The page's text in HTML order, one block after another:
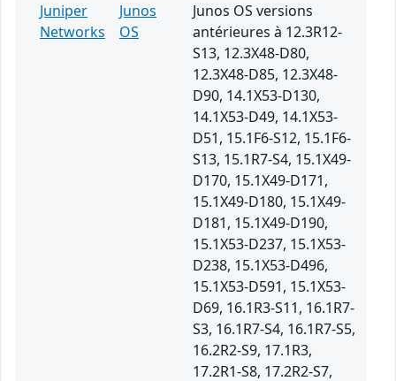
Juniper
Networks
Junos
OS
Junos OS versions
antérieures à 12.3R12-
S13, 12.3X48-D80,
12.3X48-D85, 12.3X48-
D90, 14.1X53-D130,
14.1X53-D49, 14.1X53-
D51, 15.1F6-S12, 15.1F6-
S13, 15.1R7-S4, 15.1X49-
D170, 15.1X49-D171,
15.1X49-D180, 15.1X49-
D181, 15.1X49-D190,
15.1X53-D237, 15.1X53-
D238, 15.1X53-D496,
15.1X53-D591, 15.1X53-
D69, 16.1R3-S11, 16.1R7-
S3, 16.1R7-S4, 16.1R7-S5,
16.2R2-S9, 17.1R3,
17.2R1-S8, 17.2R2-S7,